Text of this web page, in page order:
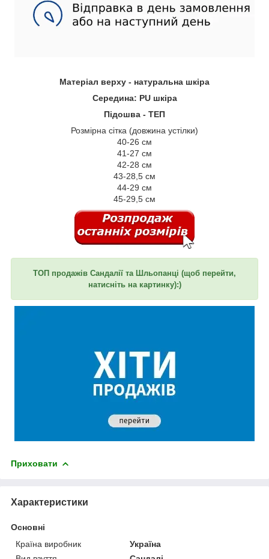
Матеріал верху - натуральна шкіра
Середина: PU шкіра
Підошва - ТЕП
Розмірна сітка (довжина устілки)
40-26 см
41-27 см
42-28 см
43-28,5 см
44-29 см
45-29,5 см
ТОП продажів Сандалії та Шльопанці (щоб перейти,
натисніть на картинку):)
Приховати
Характеристики
Основні
Країна виробник
Україна